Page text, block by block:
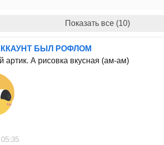
Показать все (10)
БЫЛ РОФЛОМ
артик. А рисовка вкусная (ам-ам)